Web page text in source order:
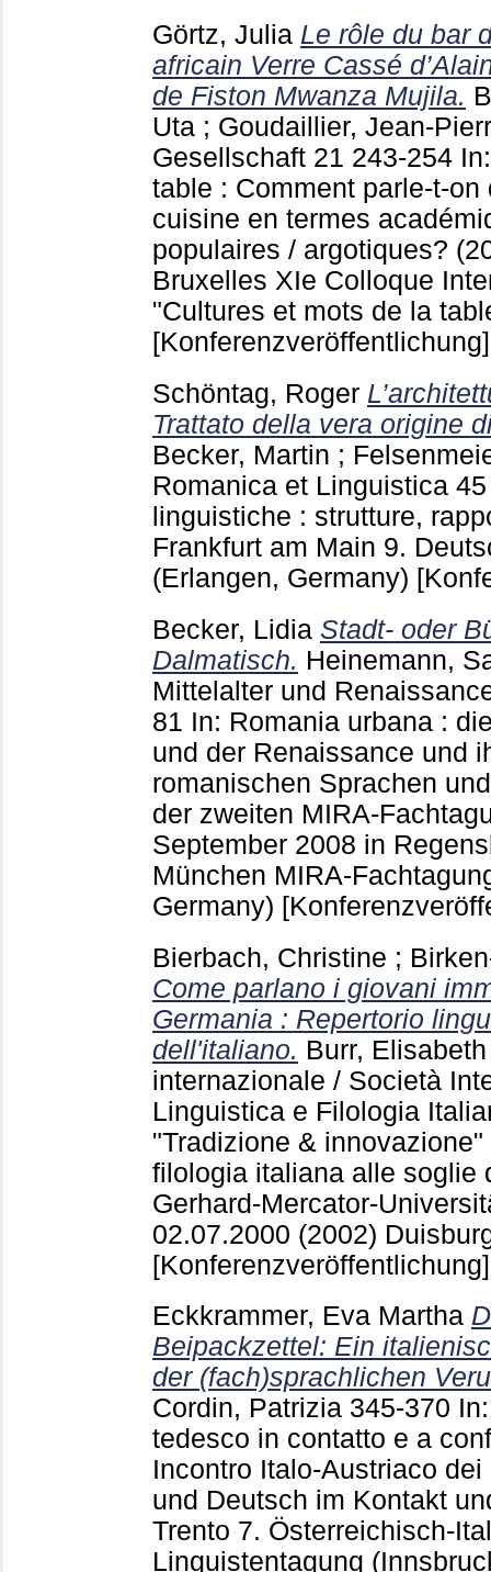
Görtz, Julia Le rôle du bar
africain Verre Cassé
de Fiston Mwanza Mujila.
Uta ; Goudaillier, Jean-
Gesellschaft 21 243-254
table : Comment parle-t-
cuisine en termes
populaires / argotiques?
Bruxelles XIe Colloque
"Cultures et mots de la
[Konferenzveröffentlichung]
Schöntag, Roger
Trattato della vera origine
Becker, Martin ;
Romanica et Linguistica
linguistiche : strutture,
Frankfurt am Main 9.
(Erlangen, Germany)
Becker, Lidia Stadt- oder
Dalmatisch. Heinemann,
Mittelalter und
81 In: Romania urbana :
und der Renaissance und
romanischen Sprachen
der zweiten MIRA-
September 2008 in
München MIRA-
Germany)
Bierbach, Christine ;
Come parlano i giovani
Germania : Repertorio
dell'italiano. Burr, Elisabeth
internazionale / Società
Linguistica e Filologia
"Tradizione &
filologia italiana alle soglie
Gerhard-Mercator-
02.07.2000 (2002)
[Konferenzveröffentlichung]
Eckkrammer, Eva Martha
Beipackzettel: Ein
der (fach)sprachlichen
Cordin, Patrizia 345-370
tedesco in contatto e a
Incontro Italo-Austriaco
und Deutsch im Kontakt
Trento 7. Österreichisch-
Linguistentagung